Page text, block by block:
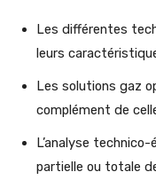
Les différentes
leurs
Les solutions gaz
complément de
L’analyse
partielle ou totale